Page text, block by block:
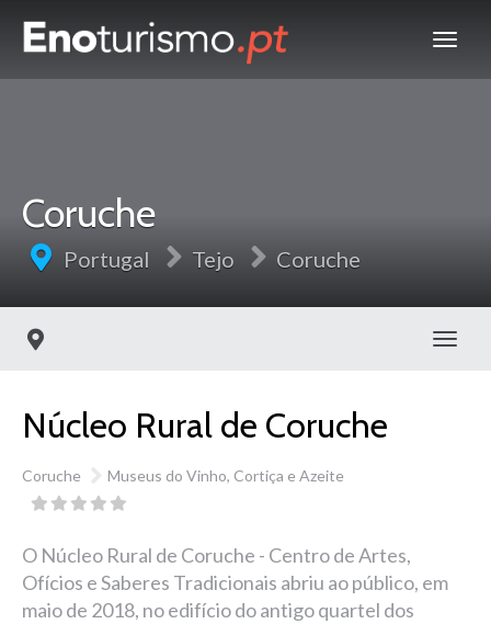
Coruche
Portugal Tejo Coruche
Núcleo Rural de Coruche
Coruche Museus do Vinho, Cortiça e Azeite
O Núcleo Rural de Coruche - Centro de Artes,
Ofícios e Saberes Tradicionais abriu ao público, em
maio de 2018, no edifício do antigo quartel dos